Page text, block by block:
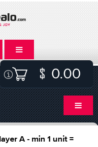
0.00
A - min 1 unit =